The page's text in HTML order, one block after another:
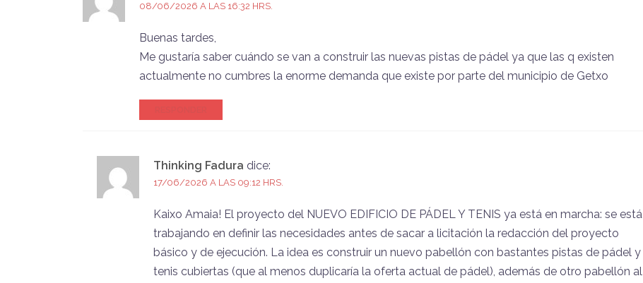
08/06/2026 A LAS 16:32 HRS.
Buenas tardes,
Me gustaría saber cuándo se van a construir las nuevas pistas de pádel ya que las q existen
actualmente no cumbres la enorme demanda que existe por parte del municipio de Getxo
Thinking Fadura dice:
17/06/2026 A LAS 09:12 HRS.
Kaixo Amaia! El proyecto del NUEVO EDIFICIO DE PÁDEL Y TENIS ya está en marcha: se está
trabajando en definir las necesidades antes de sacar a licitación la redacción del proyecto
básico y de ejecución. La idea es construir un nuevo pabellón con bastantes pistas de pádel y
tenis cubiertas (que al menos duplicaría la oferta actual de pádel), además de otro pabellón al